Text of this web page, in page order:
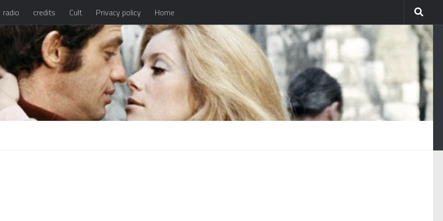
radio credits Cult Privacy policy Home